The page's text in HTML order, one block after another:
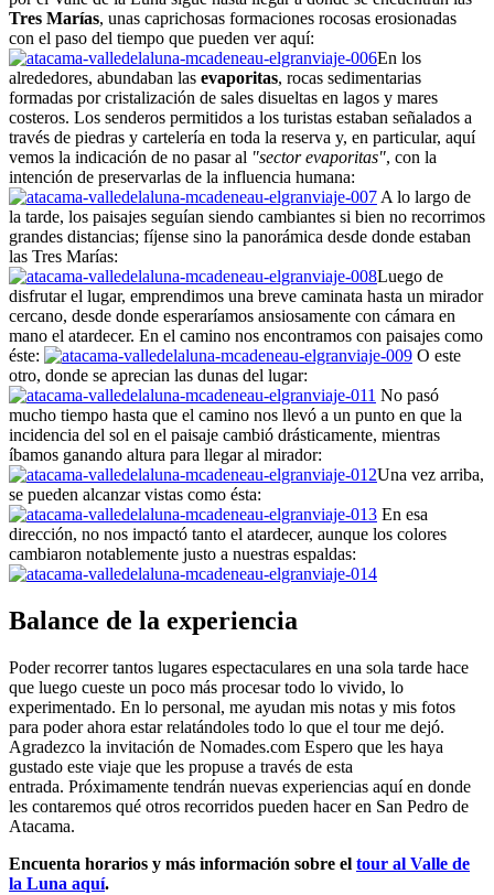
Tres Marías, unas caprichosas formaciones rocosas erosionadas
con el paso del tiempo que pueden ver aquí:
En los
alrededores, abundaban las evaporitas, rocas sedimentarias
formadas por cristalización de sales disueltas en lagos y mares
costeros. Los senderos permitidos a los turistas estaban señalados a
través de piedras y cartelería en toda la reserva y, en particular, aquí
vemos la indicación de no pasar al "sector evaporitas", con la
intención de preservarlas de la influencia humana:
A lo largo de
la tarde, los paisajes seguían siendo cambiantes si bien no recorrimos
grandes distancias; fíjense sino la panorámica desde donde estaban
las Tres Marías:
Luego de
disfrutar el lugar, emprendimos una breve caminata hasta un mirador
cercano, desde donde esperaríamos ansiosamente con cámara en
mano el atardecer. En el camino nos encontramos con paisajes como
éste:
O este
otro, donde se aprecian las dunas del lugar:
No pasó
mucho tiempo hasta que el camino nos llevó a un punto en que la
incidencia del sol en el paisaje cambió drásticamente, mientras
íbamos ganando altura para llegar al mirador:
Una vez arriba,
se pueden alcanzar vistas como ésta:
En esa
dirección, no nos impactó tanto el atardecer, aunque los colores
cambiaron notablemente justo a nuestras espaldas:
Balance de la experiencia
Poder recorrer tantos lugares espectaculares en una sola tarde hace
que luego cueste un poco más procesar todo lo vivido, lo
experimentado. En lo personal, me ayudan mis notas y mis fotos
para poder ahora estar relatándoles todo lo que el tour me dejó.
Agradezco la invitación de Nomades.com Espero que les haya
gustado este viaje que les propuse a través de esta
entrada. Próximamente tendrán nuevas experiencias aquí en donde
les contaremos qué otros recorridos pueden hacer en San Pedro de
Atacama.
Encuenta horarios y más información sobre el tour al Valle de
la Luna aquí.